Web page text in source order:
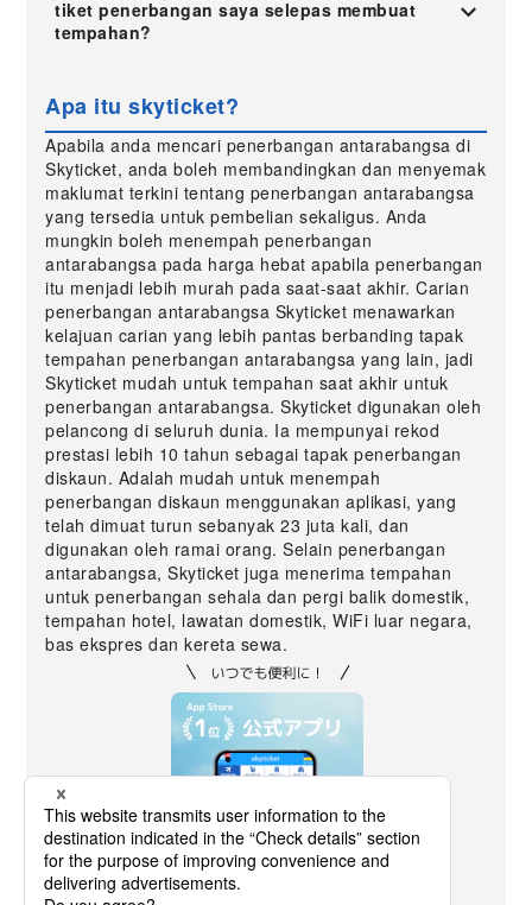
tiket penerbangan saya selepas membuat
tempahan?
Apa itu skyticket?
Apabila anda mencari penerbangan antarabangsa di
Skyticket, anda boleh membandingkan dan menyemak
maklumat terkini tentang penerbangan antarabangsa
yang tersedia untuk pembelian sekaligus. Anda
mungkin boleh menempah penerbangan
antarabangsa pada harga hebat apabila penerbangan
itu menjadi lebih murah pada saat-saat akhir. Carian
penerbangan antarabangsa Skyticket menawarkan
kelajuan carian yang lebih pantas berbanding tapak
tempahan penerbangan antarabangsa yang lain, jadi
Skyticket mudah untuk tempahan saat akhir untuk
penerbangan antarabangsa. Skyticket digunakan oleh
pelancong di seluruh dunia. Ia mempunyai rekod
prestasi lebih 10 tahun sebagai tapak penerbangan
diskaun. Adalah mudah untuk menempah
penerbangan diskaun menggunakan aplikasi, yang
telah dimuat turun sebanyak 23 juta kali, dan
digunakan oleh ramai orang. Selain penerbangan
antarabangsa, Skyticket juga menerima tempahan
untuk penerbangan sehala dan pergi balik domestik,
tempahan hotel, lawatan domestik, WiFi luar negara,
bas ekspres dan kereta sewa.